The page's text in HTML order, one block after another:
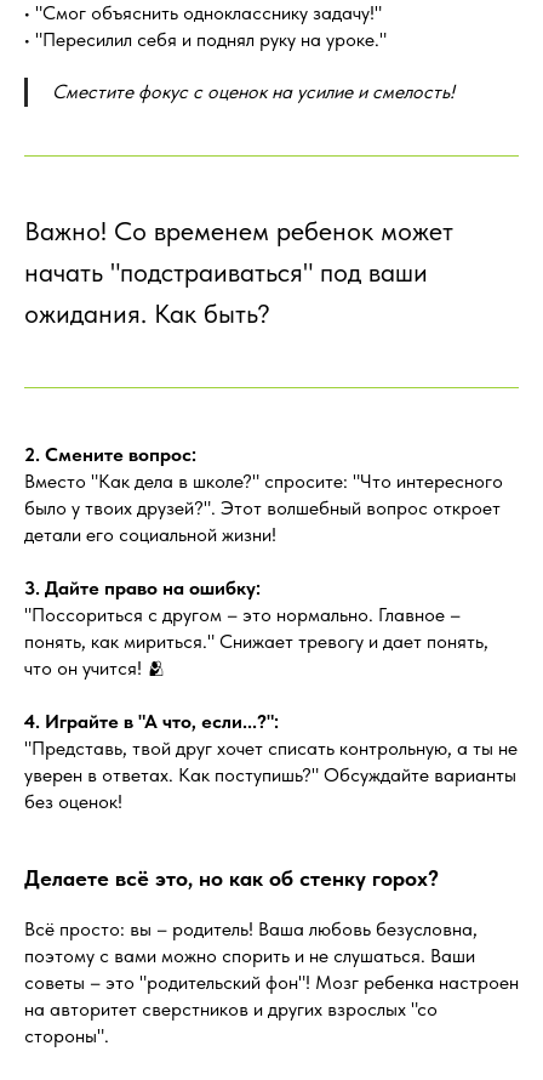
• "Смог объяснить однокласснику задачу!"
• "Пересилил себя и поднял руку на уроке."
Сместите фокус с оценок на усилие и смелость!
Важно! Со временем ребенок может
начать "подстраиваться" под ваши
ожидания. Как быть?
2. Смените вопрос:
Вместо "Как дела в школе?" спросите: "Что интересного
было у твоих друзей?". Этот волшебный вопрос откроет
детали его социальной жизни!
3. Дайте право на ошибку:
"Поссориться с другом – это нормально. Главное –
понять, как мириться." Снижает тревогу и дает понять,
что он учится! 🫂
4. Играйте в "А что, если...?":
"Представь, твой друг хочет списать контрольную, а ты не
уверен в ответах. Как поступишь?" Обсуждайте варианты
без оценок!
Делаете всё это, но как об стенку горох?
Всё просто: вы – родитель! Ваша любовь безусловна,
поэтому с вами можно спорить и не слушаться. Ваши
советы – это "родительский фон"! Мозг ребенка настроен
на авторитет сверстников и других взрослых "со
стороны".